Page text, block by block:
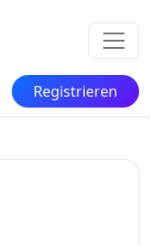
Registrieren